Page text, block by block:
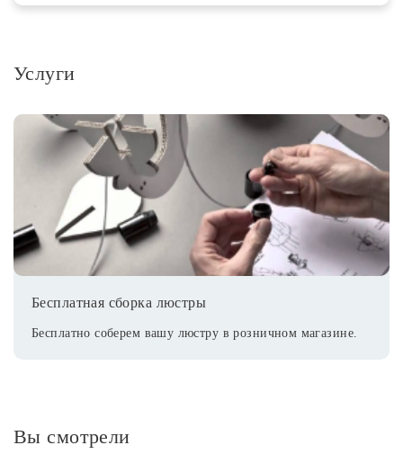
Услуги
Бесплатная сборка люстры
Бесплатно соберем вашу люстру в розничном магазине.
Вы смотрели